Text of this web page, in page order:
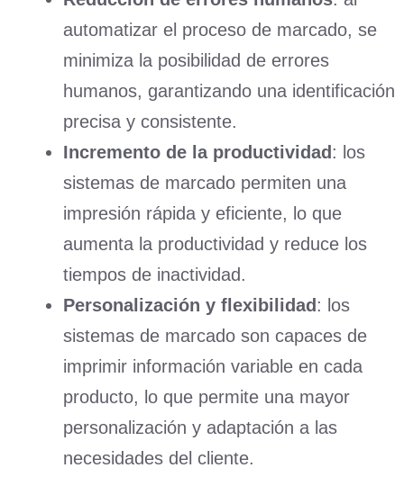
automatizar el proceso de marcado, se
minimiza la posibilidad de errores
humanos, garantizando una identificación
precisa y consistente.
Incremento de la productividad: los
sistemas de marcado permiten una
impresión rápida y eficiente, lo que
aumenta la productividad y reduce los
tiempos de inactividad.
Personalización y flexibilidad: los
sistemas de marcado son capaces de
imprimir información variable en cada
producto, lo que permite una mayor
personalización y adaptación a las
necesidades del cliente.